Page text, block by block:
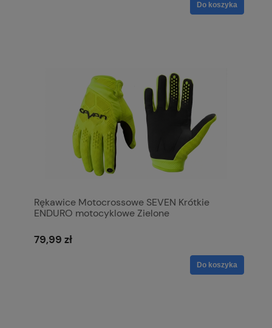
Do koszyka
Rękawice Motocrossowe SEVEN Krótkie
ENDURO motocyklowe Zielone
79,99 zł
Do koszyka